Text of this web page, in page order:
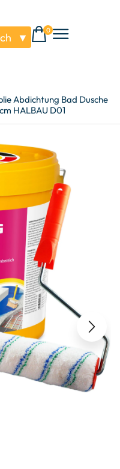
▼
0
Abdichtung Bad Dusche
HALBAU D01